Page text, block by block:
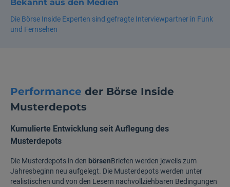
Bekannt aus den Medien
Die Börse Inside Experten sind gefragte Interviewpartner in Funk
und Fernsehen
Performance der Börse Inside
Musterdepots
Kumulierte Entwicklung seit Auflegung des
Musterdepots
Die Musterdepots in den börsenBriefen werden jeweils zum
Jahresbeginn neu aufgelegt. Die Musterdepots werden unter
realistischen und von den Lesern nachvollziehbaren Bedingungen